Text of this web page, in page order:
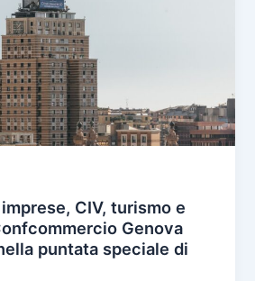
CIV, turismo e
Genova
puntata speciale di